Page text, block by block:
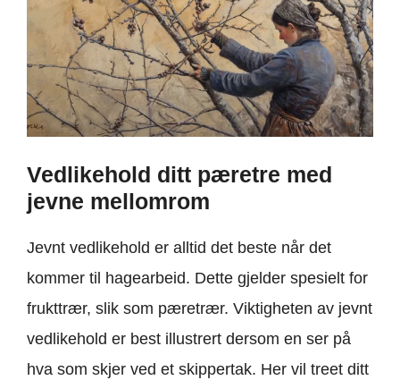
Vedlikehold ditt pæretre med
jevne mellomrom
Jevnt vedlikehold er alltid det beste når det
kommer til hagearbeid. Dette gjelder spesielt for
frukttrær, slik som pæretrær. Viktigheten av jevnt
vedlikehold er best illustrert dersom en ser på
hva som skjer ved et skippertak. Her vil treet ditt